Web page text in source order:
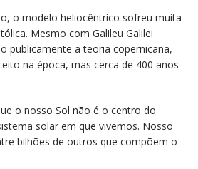
o modelo heliocêntrico sofreu muita
Mesmo com Galileu Galilei
publicamente a teoria copernicana,
na época, mas cerca de 400 anos
o nosso Sol não é o centro do
solar em que vivemos. Nosso
bilhões de outros que compõem o